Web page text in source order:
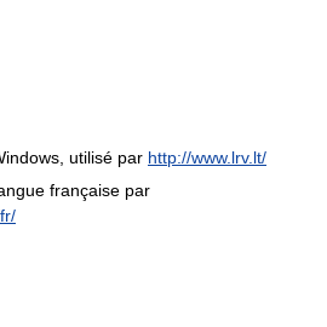
utilisé par http://www.lrv.lt/
française par